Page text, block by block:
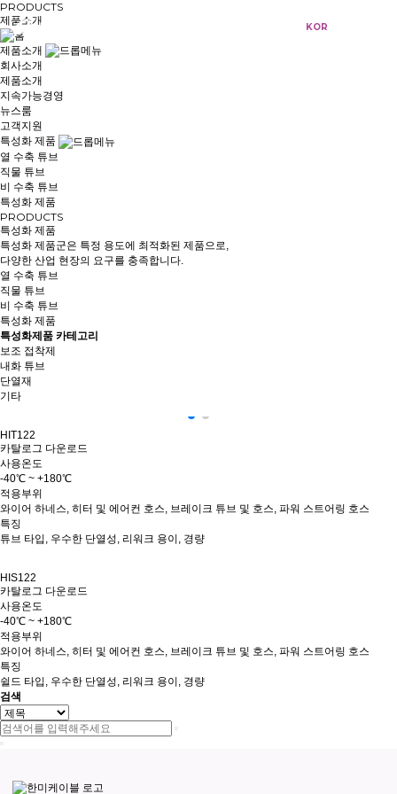
KOR
PRODUCTS
제품소개
제품소개
회사소개
제품소개
지속가능경영
뉴스룸
고객지원
특성화 제품
열 수축 튜브
직물 튜브
비 수축 튜브
특성화 제품
PRODUCTS
특성화 제품
특성화 제품군은 특정 용도에 최적화된 제품으로,
다양한 산업 현장의 요구를 충족합니다.
열 수축 튜브
직물 튜브
비 수축 튜브
특성화 제품
특성화제품 카테고리
보조 접착제
내화 튜브
단열재
기타
HIT122
카탈로그 다운로드
사용온도
-40℃ ~ +180℃
적용부위
와이어 하네스, 히터 및 에어컨 호스, 브레이크 튜브 및 호스, 파워 스트어링 호스
특징
튜브 타입, 우수한 단열성, 리워크 용이, 경량
HIS122
카탈로그 다운로드
사용온도
-40℃ ~ +180℃
적용부위
와이어 하네스, 히터 및 에어컨 호스, 브레이크 튜브 및 호스, 파워 스트어링 호스
특징
쉴드 타입, 우수한 단열성, 리워크 용이, 경량
검색